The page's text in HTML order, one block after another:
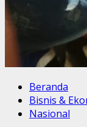
Beranda
Bisnis &
Nasional